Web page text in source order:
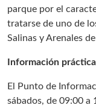
parque por el
tratarse de uno de
Salinas y Arenales
Información
El Punto de
sábados, de 09:00 a